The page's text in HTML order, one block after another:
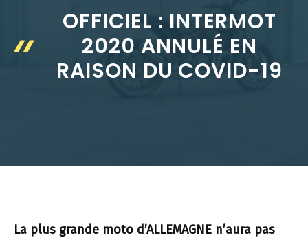
OFFICIEL : INTERMOT
2020 ANNULÉ EN
RAISON DU COVID-19
La plus grande moto d’ALLEMAGNE n’aura pas